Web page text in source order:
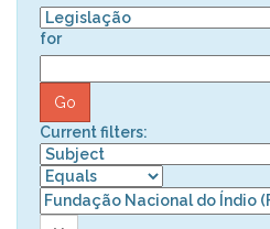
for
Current filters: